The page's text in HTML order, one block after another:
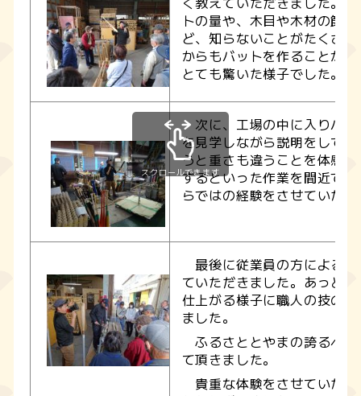
トの量や、木目や木材の節
ど、知らないことがたくさ
からもバットを作ることが
とても驚いた様子でした。
次に、工場の中に入りバッ
を見学しながら説明をして
うと重さも違うことを体感
するといった作業を間近で
らではの経験をさせていた
最後に従業員の方による
ていただきました。あっと
仕上がる様子に職人の技の
ました。
ふるさととやまの誇るべ
て頂きました。
貴重な体験をさせていた
スクロールできます